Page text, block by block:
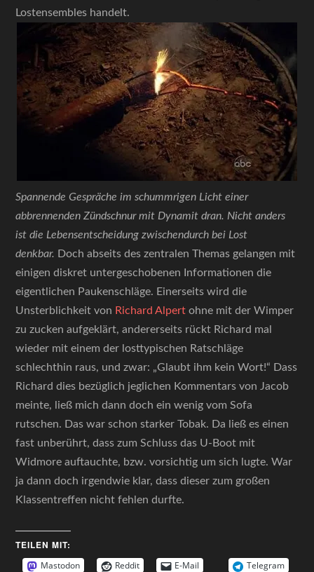
Lostensembles handelt.
Spannende Gespräche im schummrigen Licht einer
abbrennenden Zündschnur mit Dynamit dran. Nicht anders
ist die Lebensentscheidung zwischendurch bei Lost
denkbar. Doch abseits des zentralen Themas gelangen mit
einigen diskret untergeschobenen Informationen die
eigentlichen Paukenschläge. Einerseits wird die
Unsterblichkeit von Richard Alpert ohne mit der Wimper
zu zucken aufgeklärt, andererseits rückt Richard mal
wieder mit einem der losttypischen Ratschläge
schlechthin raus, und zwar: „Glaubt ihm kein Wort!“ Dass
Richard dies bezüglich jeglichen Kommentars von Jacob
meinte, ließ mich dann doch ein wenig vom Sofa
rutschen. Das war schon starker Tobak. Da ließ es einen
fast unberührt, dass zum Schluss das U-Boot mit
Widmore auftauchte, bzw. vorsichtig um sich lugte. War
ja dann doch irgendwie klar, dass dieser zum großen
Klassentreffen nicht fehlen durfte.
TEILEN MIT:
Mastodon Reddit E-Mail
Telegram